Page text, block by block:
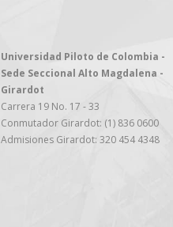
Universidad Piloto de Colombia -
Sede Seccional Alto Magdalena -
Girardot
Carrera 19 No. 17 - 33
Conmutador Girardot: (1) 836 0600
Admisiones Girardot: 320 454 4348